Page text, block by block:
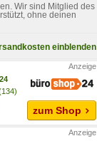
Wir sind Mitglied des
ohne deinen
einblenden
zum Shop